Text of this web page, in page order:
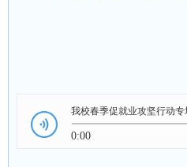
0:00
我校春季促就业攻坚行动